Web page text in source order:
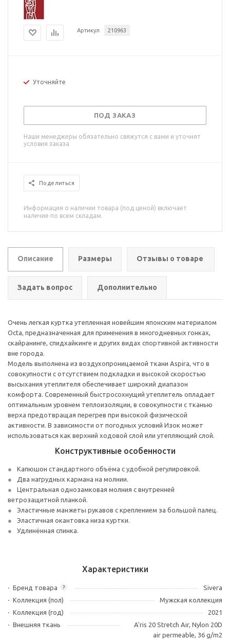
Артикул 210963
Уточняйте
ПОД ЗАКАЗ
Наши менеджеры обязательно свяжутся с вами и уточнят
условия заказа
Поделиться
Информация о наличии товара (под ценой) включает
наличие по всем складам.
Описание Размеры Отзывы о товаре
Задать вопрос Дополнительно
Очень легкая куртка утепленная новейшим японским материалом
Octa, предназначенная для применения в многодневных гонках,
скайранинге, спидхайкинге и других видах спортивной активности
вне города.
Модель выполнена из воздухопроницаемой ткани Aspira, что в
совокупности с отсутствием подкладки и высокой скоростью
высыхания утеплителя обеспечивает широкий диапазон
комфорта. Современный быстросохнущий утеплитель опладает
оптимальным уровнем теплоизоляции, в совокупности с тканью
верха предотвращая перегрев при высокой физической
активности. В зависимости от погодных условий Изок может
использоваться как верхний ходовой слой или утепляющий слой.
Конструктивные особенности
Капюшон стандартного объёма с удобной регулировкой.
Два нагрудных кармана на молнии.
Центральная однозамковая молния с внутренней
ветрозащитной планкой.
Эластичные манжеты рукавов с креплением за большой палец.
Эластичная окантовка низа куртки.
Удлинённая спинка.
Характеристики
?
Бренд товара
Sivera
Коллекция (пол)
Мужская коллекция
Коллекция (год)
2021
Внешняя ткань
A'ris 20 Stretch Air, Nylon 20D
air permeable, 36 g/m2